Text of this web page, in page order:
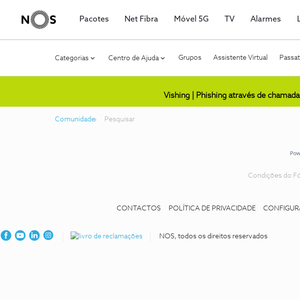
Pacotes Net Fibra Móvel 5G TV Alarmes
Categorias Centro de Ajuda Grupos Assistente Virtual
Vishing | Phishing através de
Comunidade Pesquisar
Condições do
CONTACTOS POLÍTICA DE PRIVACIDADE
NOS, todos os direitos reservados